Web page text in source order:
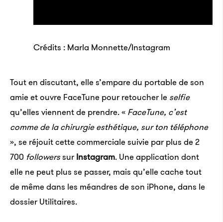
Crédits : Marla Monnette/Instagram
Tout en discutant, elle s’empare du portable de son
amie et ouvre FaceTune pour retoucher le selfie
qu’elles viennent de prendre. « FaceTune, c’est
comme de la chirurgie esthétique, sur ton téléphone
», se réjouit cette commerciale suivie par plus de 2
700 followerssurInstagram. Une application dont
elle ne peut plus se passer, mais qu’elle cache tout
de même dans les méandres de son iPhone, dans le
dossier Utilitaires.